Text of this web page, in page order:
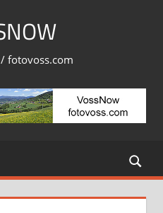
fotovoss.com